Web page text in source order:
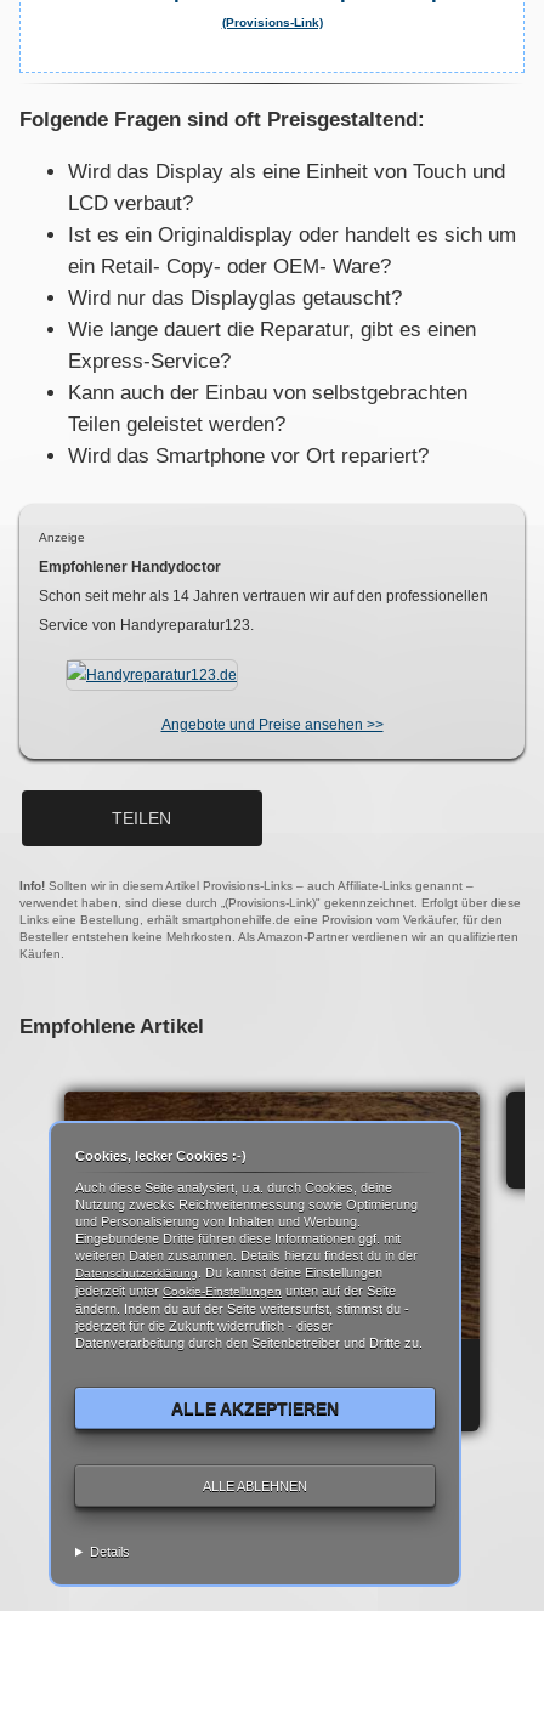
(Provisions-Link)
Folgende Fragen sind oft Preisgestaltend:
Wird das Display als eine Einheit von Touch und
LCD verbaut?
Ist es ein Originaldisplay oder handelt es sich um
ein Retail- Copy- oder OEM- Ware?
Wird nur das Displayglas getauscht?
Wie lange dauert die Reparatur, gibt es einen
Express-Service?
Kann auch der Einbau von selbstgebrachten
Teilen geleistet werden?
Wird das Smartphone vor Ort repariert?
Anzeige
Empfohlener Handydoctor
Schon seit mehr als 14 Jahren vertrauen wir auf den professionellen
Service von Handyreparatur123.
Angebote und Preise ansehen >>
TEILEN
Info! Sollten wir in diesem Artikel Provisions-Links – auch Affiliate-Links genannt –
verwendet haben, sind diese durch „(Provisions-Link)" gekennzeichnet. Erfolgt über diese
Links eine Bestellung, erhält smartphonehilfe.de eine Provision vom Verkäufer, für den
Besteller entstehen keine Mehrkosten. Als Amazon-Partner verdienen wir an qualifizierten
Käufen.
Empfohlene Artikel
REPARATUR ANLEITUNG | TEARDOWN
Cookies, lecker Cookies :-)
Auch diese Seite analysiert, u.a. durch Cookies, deine
Nutzung zwecks Reichweitenmessung sowie Optimierung
und Personalisierung von Inhalten und Werbung.
Eingebundene Dritte führen diese Informationen ggf. mit
weiteren Daten zusammen. Details hierzu findest du in der
Datenschutzerklärung
. Du kannst deine Einstellungen
jederzeit unter Cookie-Einstellungen unten auf der Seite
ändern. Indem du auf der Seite weitersurfst, stimmst du -
jederzeit für die Zukunft widerruflich - dieser
Datenverarbeitung durch den Seitenbetreiber und Dritte zu.
ALLE AKZEPTIEREN
ALLE ABLEHNEN
Details